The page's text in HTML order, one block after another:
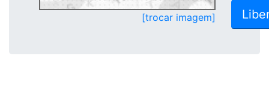
[trocar imagem]